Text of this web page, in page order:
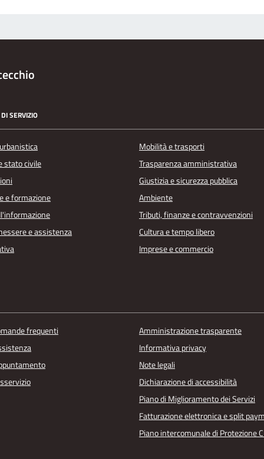
SERVIZIO
stato civile
e formazione
e assistenza
Mobilità e trasporti
Trasparenza amministrativa
Giustizia e sicurezza pubblica
Ambiente
Tributi, finanze e contravvenzioni
Cultura e tempo libero
Imprese e commercio
frequenti
Amministrazione trasparente
Informativa privacy
Note legali
Dichiarazione di accessibilità
Piano di Miglioramento dei Servizi
Fatturazione elettronica e split
Piano intercomunale di Protezione